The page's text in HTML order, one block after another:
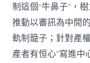
制這個“牛鼻子”，
推動以審訊為中間
軌制籠子；針對產
產者有恒心”寫進中